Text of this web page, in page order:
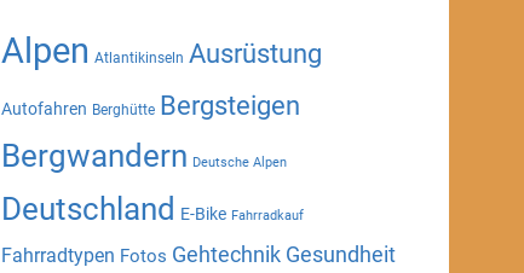
Alpen Atlantikinseln Ausrüstung
Autofahren Berghütte Bergsteigen
Bergwandern Deutsche Alpen
Deutschland E-Bike Fahrradkauf
Fahrradtypen Fotos Gehtechnik Gesundheit